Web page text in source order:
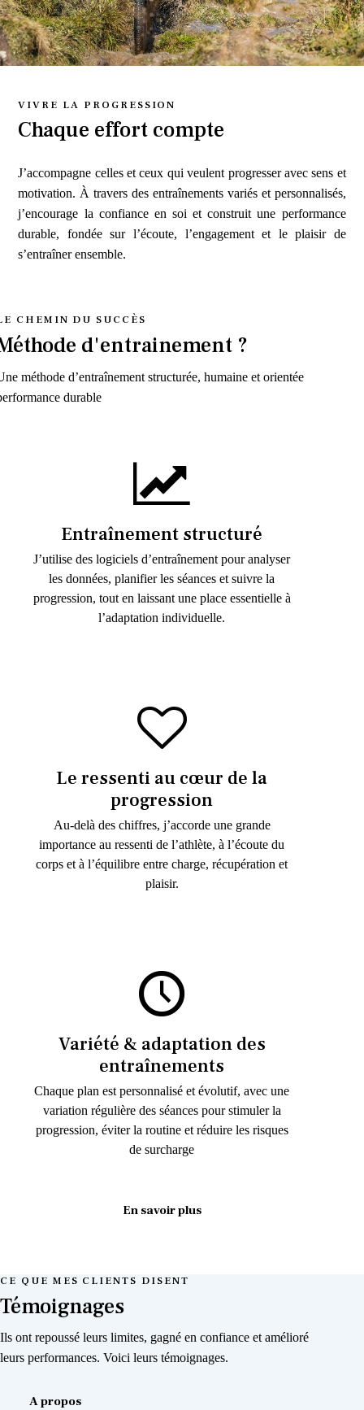
VIVRE LA PROGRESSION
Chaque effort compte
J’accompagne celles et ceux qui veulent progresser avec sens et
motivation. À travers des entraînements variés et personnalisés,
j’encourage la confiance en soi et construit une performance
durable, fondée sur l’écoute, l’engagement et le plaisir de
s’entraîner ensemble.
CHEMIN DU SUCCÈS
d'entrainement ?
méthode d’entraînement structurée, humaine et orientée
durable
Entraînement structuré
J’utilise des logiciels d’entraînement pour analyser
les données, planifier les séances et suivre la
progression, tout en laissant une place essentielle à
l’adaptation individuelle.
Le ressenti au cœur de la
progression
Au-delà des chiffres, j’accorde une grande
importance au ressenti de l’athlète, à l’écoute du
corps et à l’équilibre entre charge, récupération et
plaisir.
Variété & adaptation des
entraînements
Chaque plan est personnalisé et évolutif, avec une
variation régulière des séances pour stimuler la
progression, éviter la routine et réduire les risques
de surcharge
En savoir plus
CE QUE MES CLIENTS DISENT
Témoignages
Ils ont repoussé leurs limites, gagné en confiance et amélioré
leurs performances. Voici leurs témoignages.
A propos